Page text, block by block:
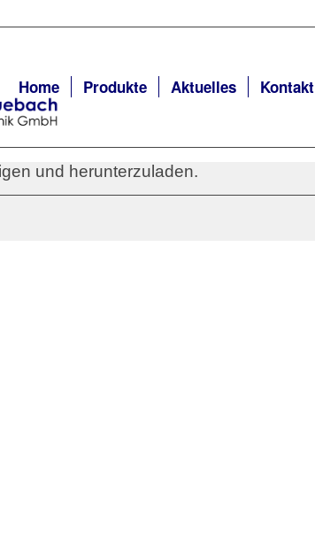
Home Produkte Aktuelles Kontakt
und herunterzuladen.